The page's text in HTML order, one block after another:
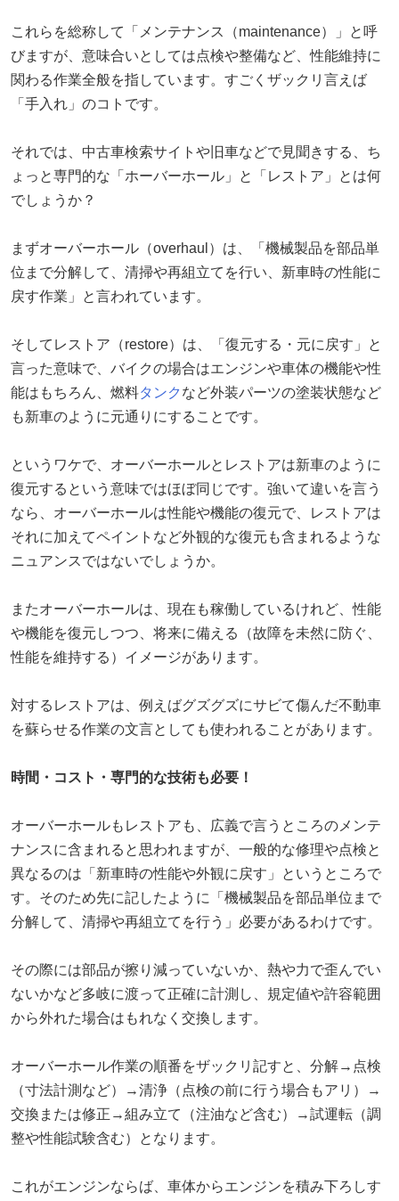
これらを総称して「メンテナンス（maintenance）」と呼
びますが、意味合いとしては点検や整備など、性能維持に
関わる作業全般を指しています。すごくザックリ言えば
「手入れ」のコトです。
それでは、中古車検索サイトや旧車などで見聞きする、ち
ょっと専門的な「ホーバーホール」と「レストア」とは何
でしょうか？
まずオーバーホール（overhaul）は、「機械製品を部品単
位まで分解して、清掃や再組立てを行い、新車時の性能に
戻す作業」と言われています。
そしてレストア（restore）は、「復元する・元に戻す」と
言った意味で、バイクの場合はエンジンや車体の機能や性
能はもちろん、燃料タンク など外装パーツの塗装状態など
も新車のように元通りにすることです。
というワケで、オーバーホールとレストアは新車のように
復元するという意味ではほぼ同じです。強いて違いを言う
なら、オーバーホールは性能や機能の復元で、レストアは
それに加えてペイントなど外観的な復元も含まれるような
ニュアンスではないでしょうか。
またオーバーホールは、現在も稼働しているけれど、性能
や機能を復元しつつ、将来に備える（故障を未然に防ぐ、
性能を維持する）イメージがあります。
対するレストアは、例えばグズグズにサビて傷んだ不動車
を蘇らせる作業の文言としても使われることがあります。
時間・コスト・専門的な技術も必要！
オーバーホールもレストアも、広義で言うところのメンテ
ナンスに含まれると思われますが、一般的な修理や点検と
異なるのは「新車時の性能や外観に戻す」というところで
す。そのため先に記したように「機械製品を部品単位まで
分解して、清掃や再組立てを行う」必要があるわけです。
その際には部品が擦り減っていないか、熱や力で歪んでい
ないかなど多岐に渡って正確に計測し、規定値や許容範囲
から外れた場合はもれなく交換します。
オーバーホール作業の順番をザックリ記すと、分解→点検
（寸法計測など）→清浄（点検の前に行う場合もアリ）→
交換または修正→組み立て（注油など含む）→試運転（調
整や性能試験含む）となります。
これがエンジンならば、車体からエンジンを積み下ろしす